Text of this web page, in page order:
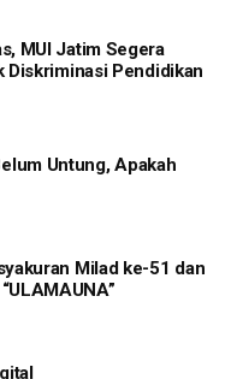
MUI Jatim Segera
Diskriminasi Pendidikan
Untung, Apakah
Milad ke-51 dan